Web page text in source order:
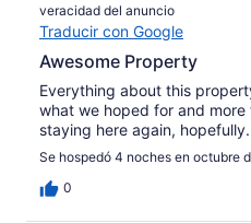
veracidad del anuncio
Traducir con Google
Awesome Property
Everything about this
what we hoped for and more
staying here again, hopefully.
Se hospedó 4 noches en octubre
0